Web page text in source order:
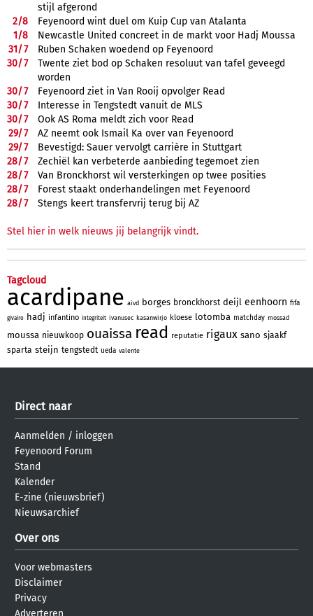
stijl afgerond
2/8
Feyenoord wint duel om Kuip Cup van Atalanta
1/8
Newcastle United concreet in de markt voor Hadj Moussa
31/7
Ruben Schaken woedend op Feyenoord
30/7
Twente ziet bod op Schaken resoluut van tafel geveegd
worden
30/7
Feyenoord ziet in Van Rooij opvolger Read
30/7
Interesse in Tengstedt vanuit de MLS
30/7
Ook AS Roma meldt zich voor Read
29/7
AZ neemt ook Ismail Ka over van Feyenoord
29/7
Bevestigd: Sauer vervolgt carrière in Stuttgart
28/7
Zechiël kan verbeterde aanbieding tegemoet zien
28/7
Van Bronckhorst wil versterkingen op twee posities
28/7
Forest staakt onderhandelingen met Feyenoord
28/7 Stengs keert transfervrij terug bij AZ
Stel hier in welk nieuws jij belangrijk vindt.
Tagcloud
acardipane aivd borges bronckhorst deijl eenhoorn fifa
givairo hadj infantino integriteit ivanusec kasanwirjo kloese lotomba matchday mossad
moussa nieuwkoop ouaissa read reputatie rigaux sano sjaakf
sparta steijn tengstedt ueda valente
Direct naar
Aanmelden / inloggen
Feyenoord Forum
Stand
Kalender
E-zine (nieuwsbrief)
Nieuwsarchief
Over ons
Voor webmasters
Disclaimer
Privacy
Adverteren